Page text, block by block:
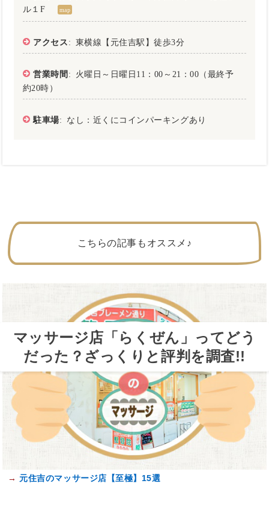
マッサージ店「らくぜん」ってどう
だった？ざっくりと評判を調査!!
ル１F
map
アクセス : 東横線【元住吉駅】徒歩3分
営業時間 : 火曜日～日曜日11：00～21：00（最終予
約20時）
駐車場: なし：近くにコインパーキングあり
こちらの記事もオススメ♪
→ 元住吉のマッサージ店【至極】15選